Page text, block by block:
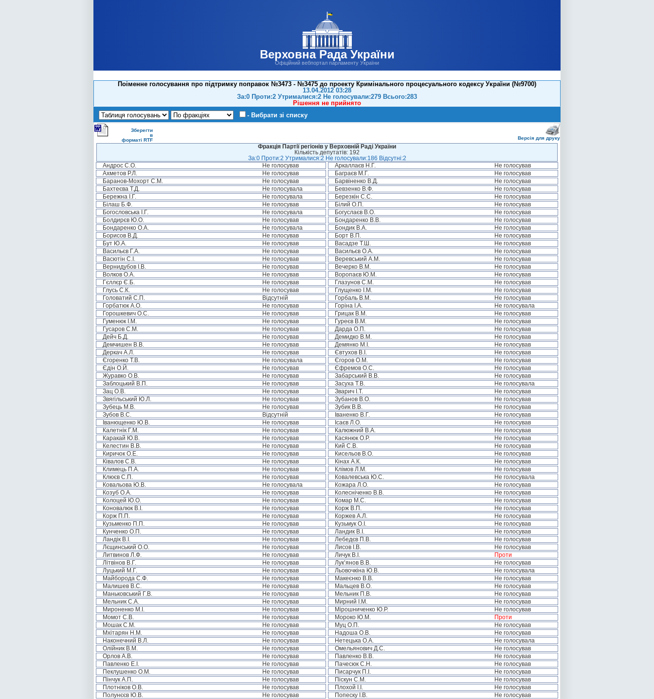
Верховна Рада України
Офіційний вебпортал парламенту України
Поіменне голосування про підтримку поправок №3473 - №3475 до проекту Кримінального процесуального кодексу України (№9700)
13.04.2012 03:28
За:0 Проти:2 Утрималися:2 Не голосували:279 Всього:283
Рішення не прийнято
- Вибрати зі списку
Зберегти
в
форматі RTF
Версія для друку
Фракція Партії регіонів у Верховній Раді України
Кількість депутатів: 192
За:0 Проти:2 Утрималися:2 Не голосували:186 Відсутні:2
Андрос С.О.
Не голосував Аркаллаєв Н.Г.
Не голосував
Ахметов Р.Л.
Не голосував Баграєв М.Г.
Не голосував
Баранов-Мохорт С.М.
Не голосував Барвіненко В.Д.
Не голосував
Бахтеєва Т.Д.
Не голосувала Бевзенко В.Ф.
Не голосував
Бережна І.Г.
Не голосувала Березкін С.С.
Не голосував
Білаш Б.Ф.
Не голосував Білий О.П.
Не голосував
Богословська І.Г.
Не голосувала Богуслаєв В.О.
Не голосував
Болдирєв Ю.О.
Не голосував Бондаренко В.В.
Не голосував
Бондаренко О.А.
Не голосувала Бондик В.А.
Не голосував
Борисов В.Д.
Не голосував Борт В.П.
Не голосував
Бут Ю.А.
Не голосував Васадзе Т.Ш.
Не голосував
Васильєв Г.А.
Не голосував Васильєв О.А.
Не голосував
Васютін С.І.
Не голосував Веревський А.М.
Не голосував
Вернидубов І.В.
Не голосував Вечерко В.М.
Не голосував
Волков О.А.
Не голосував Воропаєв Ю.М.
Не голосував
Гєллєр Є.Б.
Не голосував Глазунов С.М.
Не голосував
Глусь С.К.
Не голосував Глущенко І.М.
Не голосував
Головатий С.П.
Відсутній Горбаль В.М.
Не голосував
Горбатюк А.О.
Не голосував Горіна І.А.
Не голосувала
Горошкевич О.С.
Не голосував Грицак В.М.
Не голосував
Гуменюк І.М.
Не голосував Гуреєв В.М.
Не голосував
Гусаров С.М.
Не голосував Дарда О.П.
Не голосував
Дейч Б.Д.
Не голосував Демидко В.М.
Не голосував
Демчишен В.В.
Не голосував Демянко М.І.
Не голосував
Деркач А.Л.
Не голосував Євтухов В.І.
Не голосував
Єгоренко Т.В.
Не голосувала Єгоров О.М.
Не голосував
Єдін О.Й.
Не голосував Єфремов О.С.
Не голосував
Журавко О.В.
Не голосував Забарський В.В.
Не голосував
Заблоцький В.П.
Не голосував Засуха Т.В.
Не голосувала
Зац О.В.
Не голосував Зварич І.Т.
Не голосував
Звягільський Ю.Л.
Не голосував Зубанов В.О.
Не голосував
Зубець М.В.
Не голосував Зубик В.В.
Не голосував
Зубов В.С.
Відсутній Іваненко В.Г.
Не голосував
Іванющенко Ю.В.
Не голосував Ісаєв Л.О.
Не голосував
Калетнік Г.М.
Не голосував Калюжний В.А.
Не голосував
Каракай Ю.В.
Не голосував Касянюк О.Р.
Не голосував
Келестин В.В.
Не голосував Кий С.В.
Не голосував
Киричок О.Е.
Не голосував Кисельов В.О.
Не голосував
Ківалов С.В.
Не голосував Кінах А.К.
Не голосував
Климець П.А.
Не голосував Клімов Л.М.
Не голосував
Клюєв С.П.
Не голосував Ковалевська Ю.С.
Не голосувала
Ковальова Ю.В.
Не голосувала Кожара Л.О.
Не голосував
Козуб О.А.
Не голосував Колесніченко В.В.
Не голосував
Колоцей Ю.О.
Не голосував Комар М.С.
Не голосував
Коновалюк В.І.
Не голосував Корж В.П.
Не голосував
Корж П.П.
Не голосував Коржев А.Л.
Не голосував
Кузьменко П.П.
Не голосував Кузьмук О.І.
Не голосував
Кунченко О.П.
Не голосував Ландик В.І.
Не голосував
Ландік В.І.
Не голосував Лебедєв П.В.
Не голосував
Лєщинський О.О.
Не голосував Лисов І.В.
Не голосував
Литвинов Л.Ф.
Не голосував Личук В.І.
Проти
Літвінов В.Г.
Не голосував Лук’янов В.В.
Не голосував
Луцький М.Г.
Не голосував Льовочкіна Ю.В.
Не голосувала
Майборода С.Ф.
Не голосував Макеєнко В.В.
Не голосував
Малишев В.С.
Не голосував Мальцев В.О.
Не голосував
Маньковський Г.В.
Не голосував Мельник П.В.
Не голосував
Мельник С.А.
Не голосував Мирний І.М.
Не голосував
Мироненко М.І.
Не голосував Мірошниченко Ю.Р.
Не голосував
Момот С.В.
Не голосував Мороко Ю.М.
Проти
Мошак С.М.
Не голосував Муц О.П.
Не голосував
Мхітарян Н.М.
Не голосував Надоша О.В.
Не голосував
Наконечний В.Л.
Не голосував Нетецька О.А.
Не голосувала
Олійник В.М.
Не голосував Омельянович Д.С.
Не голосував
Орлов А.В.
Не голосував Павленко В.В.
Не голосував
Павленко Е.І.
Не голосував Пачесюк С.Н.
Не голосував
Пеклушенко О.М.
Не голосував Писарчук П.І.
Не голосував
Пінчук А.П.
Не голосував Піскун С.М.
Не голосував
Плотніков О.В.
Не голосував Плохой І.І.
Не голосував
Полунєєв Ю.В.
Не голосував Попеску І.В.
Не голосував